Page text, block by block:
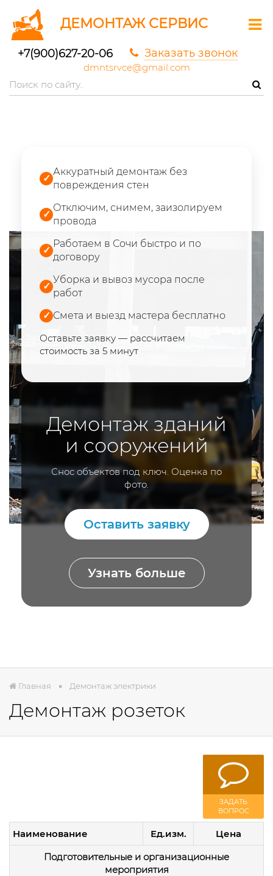
ДЕМОНТАЖ СЕРВИС
+7(900)627-20-06
dmntsrvce@gmail.com
Заказать звонок
✓
Аккуратный демонтаж без
повреждения стен
✓
Отключим, снимем, заизолируем
провода
✓
Работаем в Сочи быстро и по
договору
✓
Уборка и вывоз мусора после
работ
✓ Смета и выезд мастера бесплатно
Оставьте заявку — рассчитаем
стоимость за 5 минут
Демонтаж зданий
и сооружений
Снос объектов под ключ. Оценка по
фото.
Оставить заявку
Узнать больше
Главная Демонтаж электрики
Демонтаж розеток
ЗАДАТЬ
ВОПРОС
Наименование Ед.изм.
Цена
Подготовительные и организационные
мероприятия